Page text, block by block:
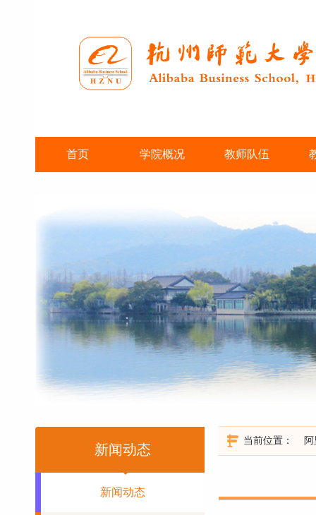
首页 学院概况 教师队伍
新闻动态
新闻动态
当前位置：